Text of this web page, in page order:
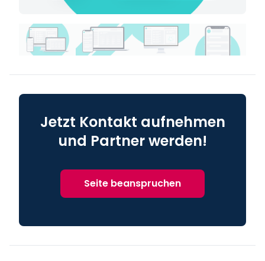
Jetzt Kontakt aufnehmen
und Partner werden!
Seite beanspruchen